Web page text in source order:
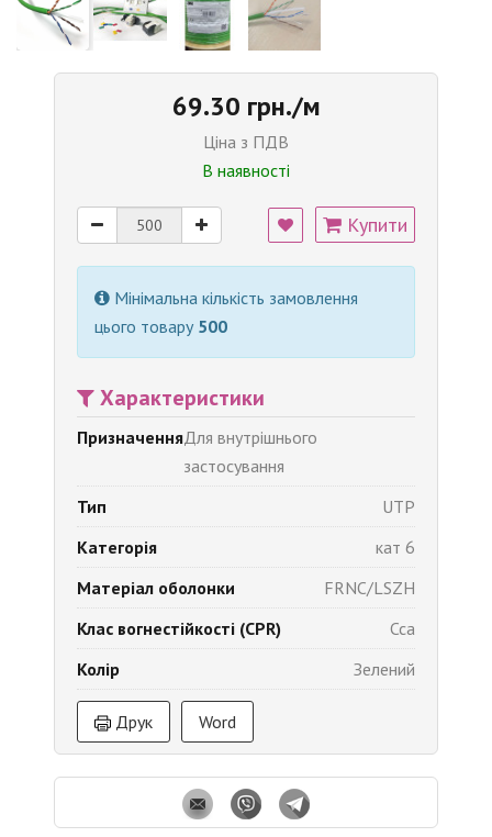
69.30 грн./м
Ціна з ПДВ
В наявності
Купити
Мінімальна кількість замовлення
цього товару 500
Характеристики
ПризначенняДля внутрішнього
застосування
Тип
UTP
Категорія
кат 6
Матеріал оболонки
FRNC/LSZH
Клас вогнестійкості (CPR)
Cca
Колір
Зелений
Друк Word